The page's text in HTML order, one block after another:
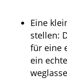
Eine
stellen:
für eine
ein